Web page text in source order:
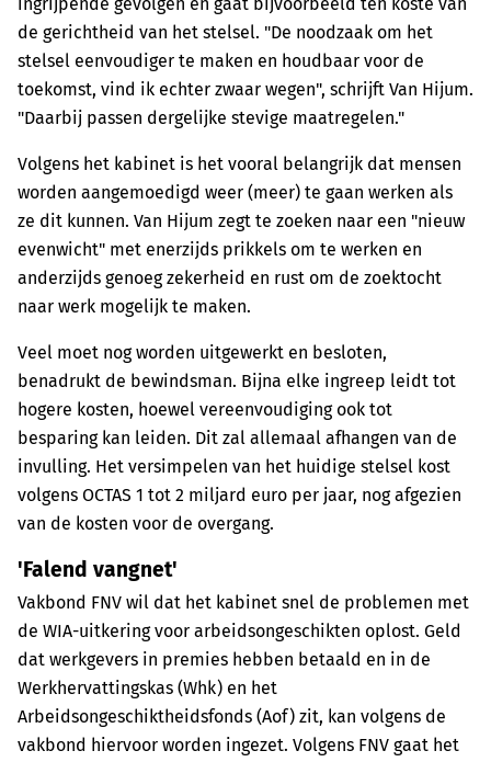
de gerichtheid van het stelsel. "De noodzaak om het
stelsel eenvoudiger te maken en houdbaar voor de
toekomst, vind ik echter zwaar wegen", schrijft Van Hijum.
"Daarbij passen dergelijke stevige maatregelen."
Volgens het kabinet is het vooral belangrijk dat mensen
worden aangemoedigd weer (meer) te gaan werken als
ze dit kunnen. Van Hijum zegt te zoeken naar een "nieuw
evenwicht" met enerzijds prikkels om te werken en
anderzijds genoeg zekerheid en rust om de zoektocht
naar werk mogelijk te maken.
Veel moet nog worden uitgewerkt en besloten,
benadrukt de bewindsman. Bijna elke ingreep leidt tot
hogere kosten, hoewel vereenvoudiging ook tot
besparing kan leiden. Dit zal allemaal afhangen van de
invulling. Het versimpelen van het huidige stelsel kost
volgens OCTAS 1 tot 2 miljard euro per jaar, nog afgezien
van de kosten voor de overgang.
'Falend vangnet'
Vakbond FNV wil dat het kabinet snel de problemen met
de WIA-uitkering voor arbeidsongeschikten oplost. Geld
dat werkgevers in premies hebben betaald en in de
Werkhervattingskas (Whk) en het
Arbeidsongeschiktheidsfonds (Aof) zit, kan volgens de
vakbond hiervoor worden ingezet. Volgens FNV gaat het